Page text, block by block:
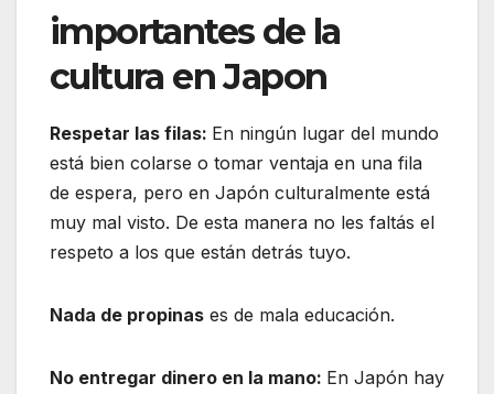
importantes de la
cultura en Japon
Respetar las filas: En ningún lugar del mundo
está bien colarse o tomar ventaja en una fila
de espera, pero en Japón culturalmente está
muy mal visto. De esta manera no les faltás el
respeto a los que están detrás tuyo.
Nada de propinas es de mala educación.
No entregar dinero en la mano: En Japón hay